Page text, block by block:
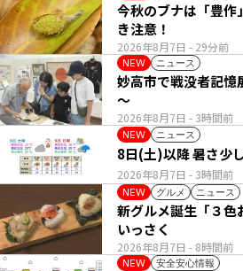
2026年8月7日 - 29分前
今秋のブナは「豊作」予測 クマ出
き注意！
NEW ニュース
2026年8月7日 - 3時間前
妙高市で戦没者記憶
～
NEW ニュース
2026年8月7日 - 3時間前
8日(土)以
NEW グルメ ニュース
2026年8月7日 - 8時間前
新グルメ誕生「３
いっさく
NEW 安全安心情報